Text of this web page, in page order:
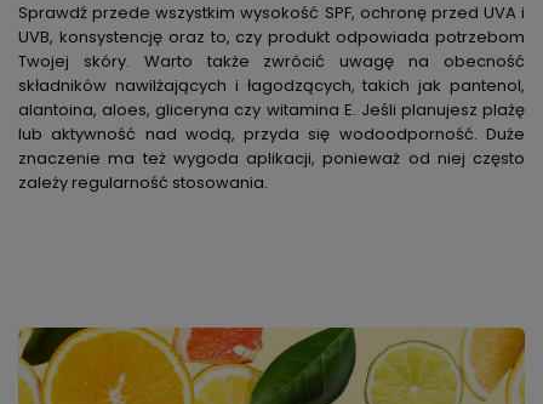
Sprawdź przede wszystkim wysokość SPF, ochronę przed UVA i
UVB, konsystencję oraz to, czy produkt odpowiada potrzebom
Twojej skóry. Warto także zwrócić uwagę na obecność
składników nawilżających i łagodzących, takich jak pantenol,
alantoina, aloes, gliceryna czy witamina E. Jeśli planujesz plażę
lub aktywność nad wodą, przyda się wodoodporność. Duże
znaczenie ma też wygoda aplikacji, ponieważ od niej często
zależy regularność stosowania.